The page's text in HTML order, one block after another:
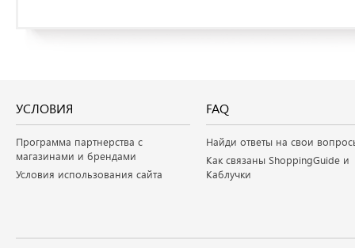
УСЛОВИЯ
Программа партнерства с
магазинами и брендами
Условия использования сайта
FAQ
Найди ответы на свои
Как связаны ShoppingGuide и
Каблучки